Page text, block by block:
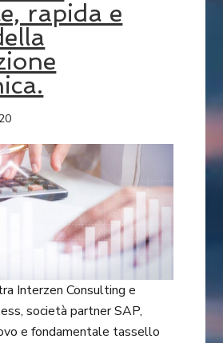
rapida e
Interzen Consulting e
società partner SAP,
e fondamentale tassello